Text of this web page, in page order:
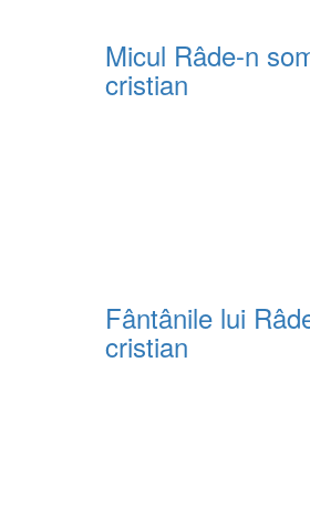
Micul Râde-n
cristian
Fântânile lui
cristian